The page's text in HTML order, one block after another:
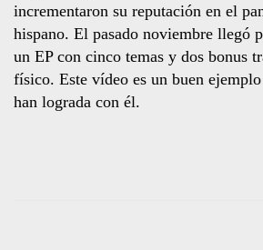
incrementaron su reputación en el
hispano. El pasado noviembre llegó
un EP con cinco temas y dos bonus
físico. Este vídeo es un buen
han lograda con él.